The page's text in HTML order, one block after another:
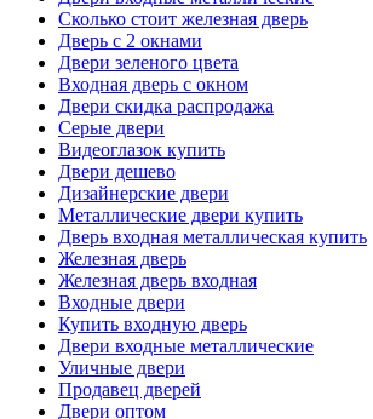
Сколько стоит железная дверь
Дверь с 2 окнами
Двери зеленого цвета
Входная дверь с окном
Двери скидка распродажа
Серые двери
Видеоглазок купить
Двери дешево
Дизайнерские двери
Металлические двери купить
Дверь входная металлическая купить
Железная дверь
Железная дверь входная
Входные двери
Купить входную дверь
Двери входные металлические
Уличные двери
Продавец дверей
Двери оптом